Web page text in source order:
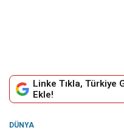
Linke Tıkla, Türkiye
Ekle!
DÜNYA